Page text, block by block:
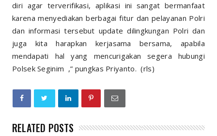
diri agar terverifikasi, aplikasi ini sangat bermanfaat
karena menyediakan berbagai fitur dan pelayanan Polri
dan informasi tersebut update dilingkungan Polri dan
juga kita harapkan kerjasama bersama, apabila
mendapati hal yang mencurigakan segera hubungi
Polsek Seginim ,” pungkas Priyanto. (rls)
RELATED POSTS